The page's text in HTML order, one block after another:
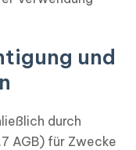
und
durch
AGB) für Zwecke